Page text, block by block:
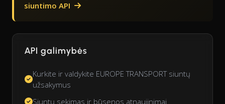
siuntimo API
API galimybės
Kurkite ir valdykite EUROPE TRANSPORT siuntų
užsakymus
Siuntų sekimas ir būsenos atnaujinimai